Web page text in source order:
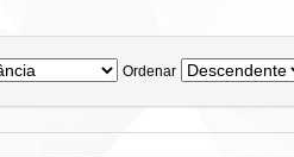
Ordenar